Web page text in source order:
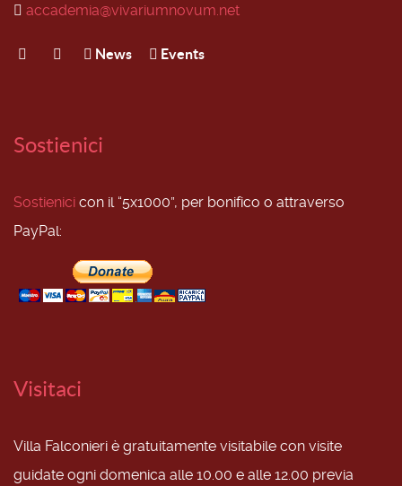
accademia@vivariumnovum.net
News Events
Sostienici
Sostienici con il “5x1000”, per bonifico o attraverso
PayPal:
Visitaci
Villa Falconieri è gratuitamente visitabile con visite
guidate ogni domenica alle 10.00 e alle 12.00 previa